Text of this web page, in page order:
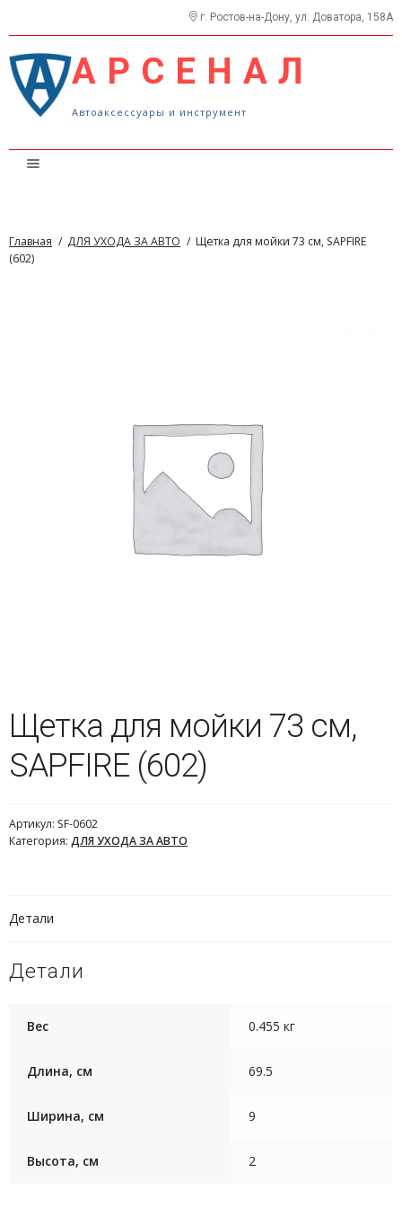
г. Ростов-на-Дону, ул. Доватора, 158А
АРСЕНАЛ
Автоаксессуары и инструмент
О нас
Контакты
Главная / ДЛЯ УХОДА ЗА АВТО / Щетка для мойки 73 см, SAPFIRE
(602)
Щетка для мойки 73 см,
SAPFIRE (602)
Артикул: SF-0602
Категория: ДЛЯ УХОДА ЗА АВТО
Детали
Детали
Вес 0.455 кг
Длина, см 69.5
Ширина, см 9
Высота, см 2